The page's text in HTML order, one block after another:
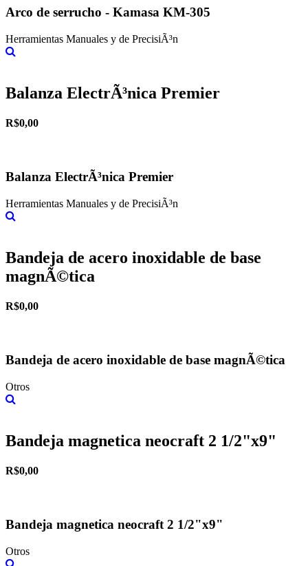
Arco de serrucho - Kamasa KM-305
Herramientas Manuales y de PrecisiÃ³n
Balanza ElectrÃ³nica Premier
R$0,00
Balanza ElectrÃ³nica Premier
Herramientas Manuales y de PrecisiÃ³n
Bandeja de acero inoxidable de base
magnÃ©tica
R$0,00
Bandeja de acero inoxidable de base magnÃ©tica
Otros
Bandeja magnetica neocraft 2 1/2"x9"
R$0,00
Bandeja magnetica neocraft 2 1/2"x9"
Otros